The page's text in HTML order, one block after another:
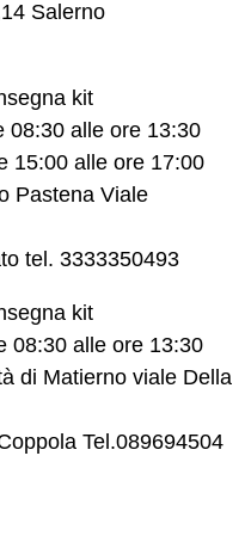
Salerno
kit
08:30 alle ore 13:30
15:00 alle ore 17:00
Pastena Viale
tel. 3333350493
kit
08:30 alle ore 13:30
di Matierno viale Della
Tel.089694504